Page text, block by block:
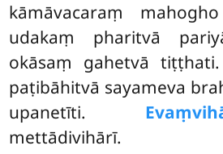
kāmāvacaraṃ
udakaṃ pharitvā
okāsaṃ gahetvā
paṭibāhitvā sayameva
upanetīti.
mettādivihārī.